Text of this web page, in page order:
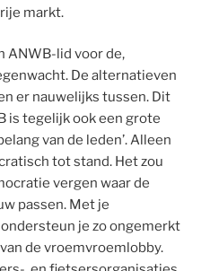
markt.
ANWB-lid voor de,
De alternatieven
er nauwelijks tussen. Dit
is tegelijk ook een grote
van de leden’. Alleen
tot stand. Het zou
vergen waar de
passen. Met je
je zo ongemerkt
de vroemvroemlobby.